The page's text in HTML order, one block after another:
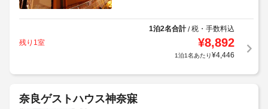
1泊2名合計/税・手数料込
残り1室
¥8,892
1泊1名あたり¥4,446
奈良ゲストハウス神奈寐